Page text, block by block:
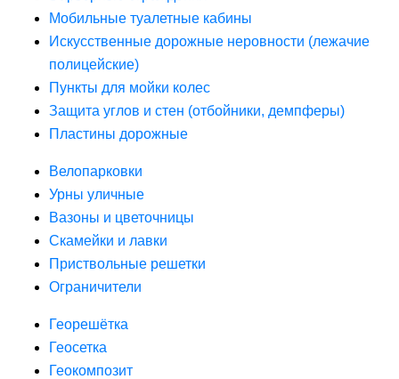
Мобильные туалетные кабины
Искусственные дорожные неровности (лежачие
полицейские)
Пункты для мойки колес
Защита углов и стен (отбойники, демпферы)
Пластины дорожные
Велопарковки
Урны уличные
Вазоны и цветочницы
Скамейки и лавки
Приствольные решетки
Ограничители
Георешётка
Геосетка
Геокомпозит